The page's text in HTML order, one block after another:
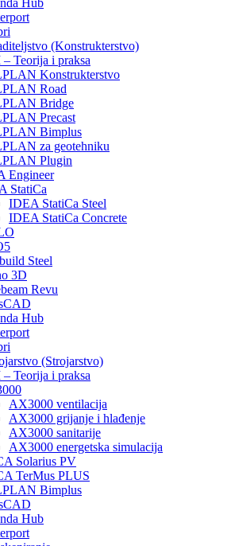
Hub
(Konstrukterstvo)
Teorija i praksa
Konstrukterstvo
Road
Bridge
Precast
Bimplus
za geotehniku
Plugin
Engineer
StatiCa
IDEA StatiCa Steel
IDEA StatiCa Concrete
Steel
3D
Revu
Hub
(Strojarstvo)
Teorija i praksa
AX3000 ventilacija
AX3000 grijanje i hlađenje
AX3000 sanitarije
AX3000 energetska simulacija
Solarius PV
TerMus PLUS
Bimplus
Hub